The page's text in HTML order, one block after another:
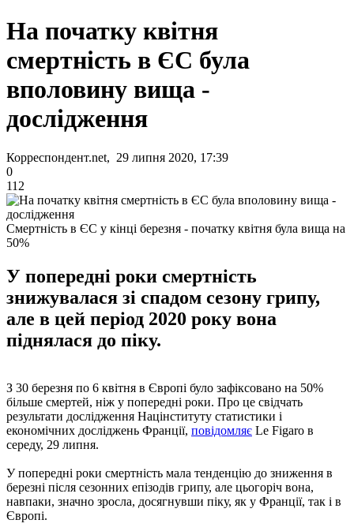
На початку квітня
смертність в ЄС була
вполовину вища -
дослідження
Корреспондент.net, 29 липня 2020, 17:39
0
112
Смертність в ЄС у кінці березня - початку квітня була вища на
50%
У попередні роки смертність
знижувалася зі спадом сезону грипу,
але в цей період 2020 року вона
піднялася до піку.
З 30 березня по 6 квітня в Європі було зафіксовано на 50%
більше смертей, ніж у попередні роки. Про це свідчать
результати дослідження Націнституту статистики і
економічних досліджень Франції, повідомляє Le Figaro в
середу, 29 липня.
У попередні роки смертність мала тенденцію до зниження в
березні після сезонних епізодів грипу, але цьогоріч вона,
навпаки, значно зросла, досягнувши піку, як у Франції, так і в
Європі.